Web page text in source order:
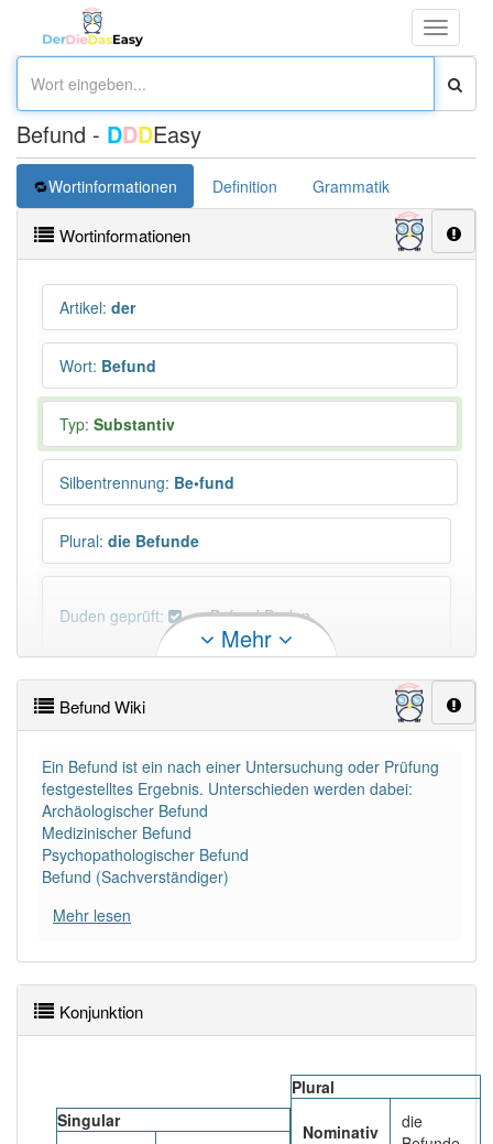
Toggle
Befund - DDDEasy
Wortinformationen Definition Grammatik
Wortinformationen
Artikel: der
Wort: Befund
Typ: Substantiv
Silbentrennung: Be•fund
Plural: die Befunde
Duden geprüft: Befund Duden
PowerIndex:151
Häufigkeit: 6 von 10
Wörter mit Endung -befund
Wörter mit Endung
98% unserer Spielapp-Nutzer haben den Artikel
korrekt erraten.
Mehr
Befund Wiki
Ein Befund ist ein nach einer Untersuchung oder Prüfung
festgestelltes Ergebnis. Unterschieden werden dabei:
Archäologischer Befund
Medizinischer Befund
Psychopathologischer Befund
Befund (Sachverständiger)
Mehr lesen
Konjunktion
Singular
Plural
Nominativ
die